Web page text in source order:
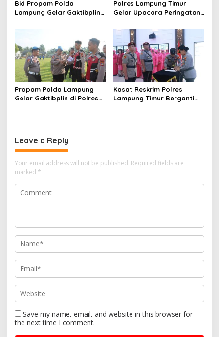
Bid Propam Polda
Lampung Gelar Gaktibplin
Perkuat Disiplin dan
Profesionalisme Personel
Polres Lampung Timur
Gelar Upacara Peringatan
Propam Polda Lampung
Gelar Gaktibplin di Polres
Kasat Reskrim Polres
Lampung Timur Berganti
Leave a Reply
Your email address will not be published. Required fields are
marked *
Save my name, email, and website in this browser for
the next time I comment.